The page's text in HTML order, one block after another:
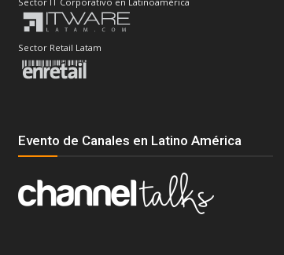
Sector Retail Latam
Evento de Canales en Latino América